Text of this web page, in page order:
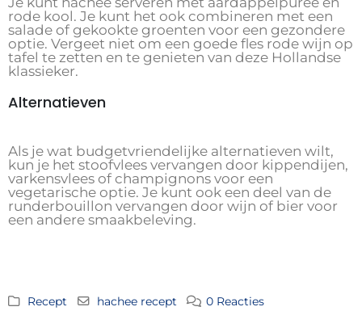
rode kool. Je kunt het ook combineren met een
salade of gekookte groenten voor een gezondere
optie. Vergeet niet om een ​​goede fles rode wijn op
tafel te zetten en te genieten van deze Hollandse
klassieker.
Alternatieven
Als je wat budgetvriendelijke alternatieven wilt,
kun je het stoofvlees vervangen door kippendijen,
varkensvlees of champignons voor een
vegetarische optie. Je kunt ook een deel van de
runderbouillon vervangen door wijn of bier voor
een andere smaakbeleving.
Recept hachee recept 0 Reacties